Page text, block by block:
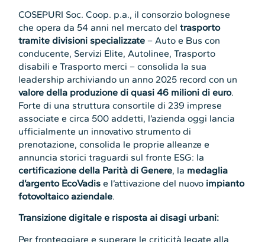
COSEPURI Soc. Coop. p.a., il consorzio bolognese
che opera da 54 anni nel mercato deltrasporto
tramite divisioni specializzate – Auto e Bus con
conducente, Servizi Elite, Autolinee, Trasporto
disabili e Trasporto merci – consolida la sua
leadership archiviando un anno 2025 record con un
valore della produzione di quasi 46 milioni di euro.
Forte di una struttura consortile di 239 imprese
associate e circa 500 addetti, l’azienda oggi lancia
ufficialmente un innovativo strumento di
prenotazione, consolida le proprie alleanze e
annuncia storici traguardi sul fronte ESG: la
certificazione della Parità di Genere, la medaglia
d’argento EcoVadis e l’attivazione del nuovo impianto
fotovoltaico aziendale.
Transizione digitale e risposta ai disagi urbani:
Per fronteggiare e superare le criticità legate alla